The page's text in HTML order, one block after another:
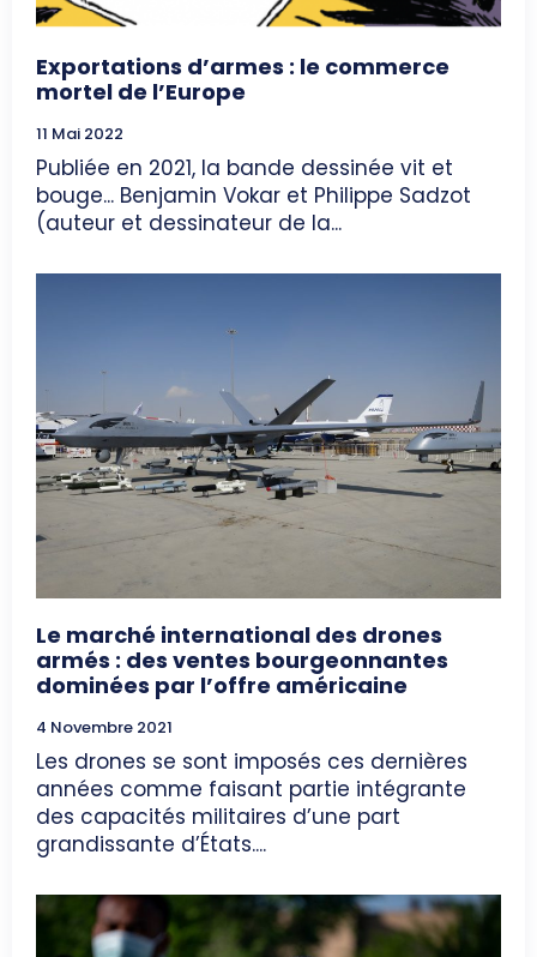
Exportations d’armes : le commerce
mortel de l’Europe
11 Mai 2022
Publiée en 2021, la bande dessinée vit et
bouge... Benjamin Vokar et Philippe Sadzot
(auteur et dessinateur de la...
Le marché international des drones
armés : des ventes bourgeonnantes
dominées par l’offre américaine
4 Novembre 2021
Les drones se sont imposés ces dernières
années comme faisant partie intégrante
des capacités militaires d’une part
grandissante d’États....